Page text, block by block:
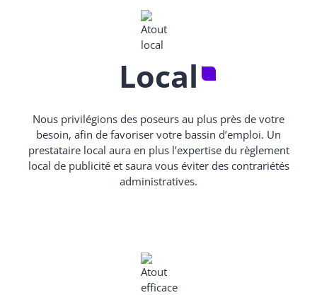
Local
Nous privilégions des poseurs au plus près de votre
besoin, afin de favoriser votre bassin d’emploi. Un
prestataire local aura en plus l’expertise du règlement
local de publicité et saura vous éviter des contrariétés
administratives.